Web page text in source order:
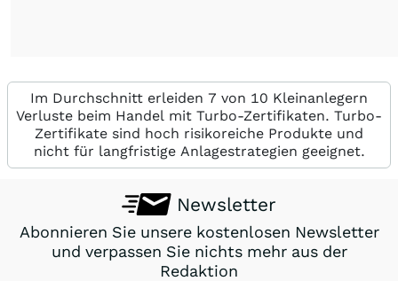
Im Durchschnitt erleiden 7 von 10 Kleinanlegern
Verluste beim Handel mit Turbo-Zertifikaten. Turbo-
Zertifikate sind hoch risikoreiche Produkte und
nicht für langfristige Anlagestrategien geeignet.
Newsletter
Abonnieren Sie unsere kostenlosen Newsletter
und verpassen Sie nichts mehr aus der
Redaktion